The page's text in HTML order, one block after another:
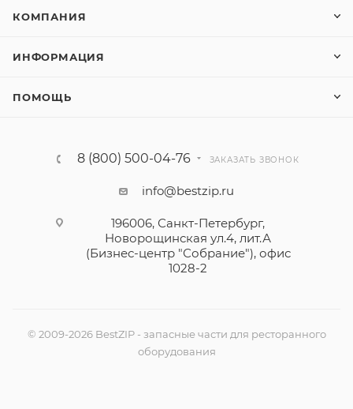
КОМПАНИЯ
ИНФОРМАЦИЯ
ПОМОЩЬ
8 (800) 500-04-76 ЗАКАЗАТЬ ЗВОНОК
info@bestzip.ru
196006, Санкт-Петербург,
Новорощинская ул.4, лит.А
(Бизнес-центр "Собрание"), офис
1028-2
© 2009-2026 BestZIP - запасные части для ресторанного
оборудования